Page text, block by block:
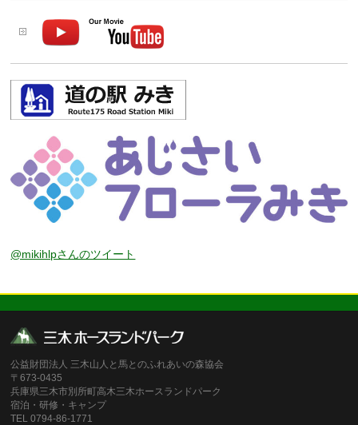
@mikihlpさんのツイート
公益財団法人 三木山人と馬とのふれあいの森協会
〒673-0435
兵庫県三木市別所町高木三木ホースランドパーク
宿泊・研修・キャンプ
TEL 0794-86-1771